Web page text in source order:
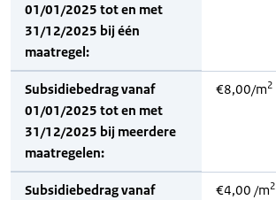
01/01/2025 tot en met
31/12/2025 bij één
maatregel:
Subsidiebedrag vanaf
01/01/2025 tot en met
31/12/2025 bij meerdere
maatregelen:
€8,00/m2
Subsidiebedrag vanaf
€4,00 /m2